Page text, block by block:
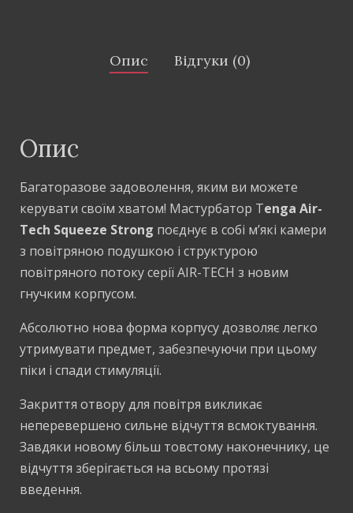
Опис Відгуки (0)
Опис
Багаторазове задоволення, яким ви можете
керувати своїм хватом! Мастурбатор Tenga Air-
Tech Squeeze Strong поєднує в собі м’які камери
з повітряною подушкою і структурою
повітряного потоку серії AIR-TECH з новим
гнучким корпусом.
Абсолютно нова форма корпусу дозволяє легко
утримувати предмет, забезпечуючи при цьому
піки і спади стимуляції.
Закриття отвору для повітря викликає
неперевершено сильне відчуття всмоктування.
Завдяки новому більш товстому наконечнику, це
відчуття зберігається на всьому протязі
введення.